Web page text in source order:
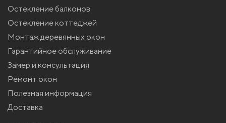
Остекление балконов
Остекление коттеджей
Монтаж деревянных окон
Гарантийное обслуживание
Замер и консультация
Ремонт окон
Полезная информация
Доставка